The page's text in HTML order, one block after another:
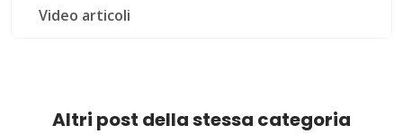
Video articoli
Altri post della stessa categoria